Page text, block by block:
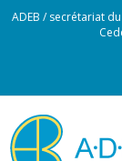
ADEB / secrétariat